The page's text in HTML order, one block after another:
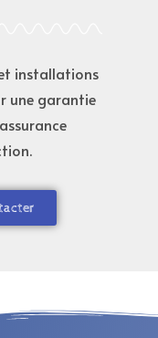
installations
une garantie